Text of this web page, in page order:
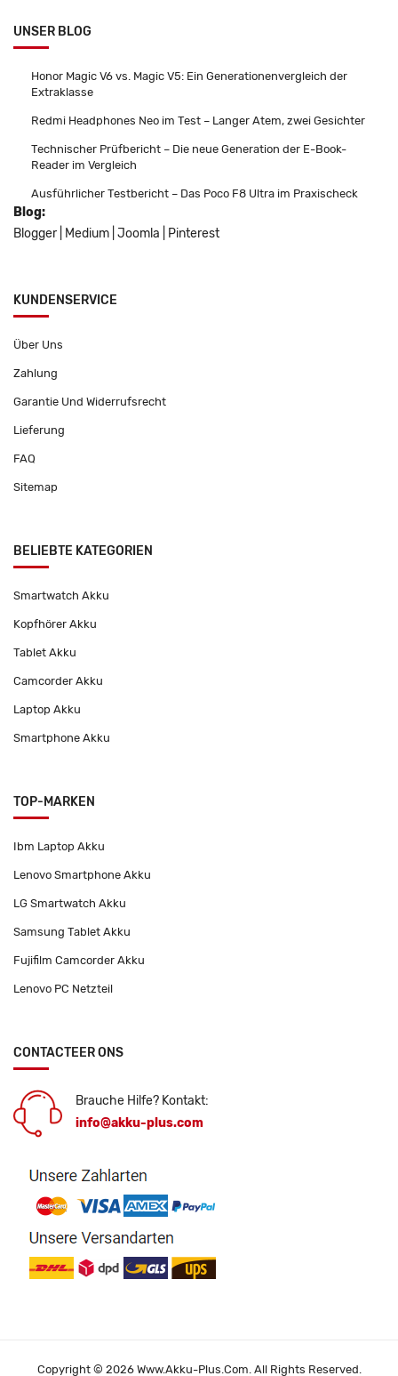
UNSER BLOG
Honor Magic V6 vs. Magic V5: Ein Generationenvergleich der
Extraklasse
Redmi Headphones Neo im Test – Langer Atem, zwei Gesichter
Technischer Prüfbericht – Die neue Generation der E-Book-
Reader im Vergleich
Ausführlicher Testbericht – Das Poco F8 Ultra im Praxischeck
Blog:
Blogger
Medium Joomla Pinterest
KUNDENSERVICE
Über Uns
Zahlung
Garantie Und Widerrufsrecht
Lieferung
FAQ
Sitemap
BELIEBTE KATEGORIEN
Smartwatch Akku
Kopfhörer Akku
Tablet Akku
Camcorder Akku
Laptop Akku
Smartphone Akku
TOP-MARKEN
Ibm Laptop Akku
Lenovo Smartphone Akku
LG Smartwatch Akku
Samsung Tablet Akku
Fujifilm Camcorder Akku
Lenovo PC Netzteil
CONTACTEER ONS
Brauche Hilfe? Kontakt:
info@akku-plus.com
Copyright © 2026 Www.akku-Plus.com. All Rights Reserved.